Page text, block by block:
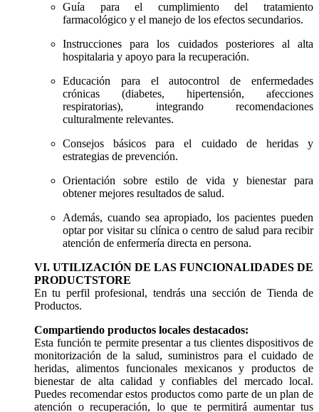
Guía para el cumplimiento del tratamiento
farmacológico y el manejo de los efectos secundarios.
Instrucciones para los cuidados posteriores al alta
hospitalaria y apoyo para la recuperación.
Educación para el autocontrol de enfermedades
crónicas (diabetes, hipertensión, afecciones
respiratorias), integrando recomendaciones
culturalmente relevantes.
Consejos básicos para el cuidado de heridas y
estrategias de prevención.
Orientación sobre estilo de vida y bienestar para
obtener mejores resultados de salud.
Además, cuando sea apropiado, los pacientes pueden
optar por visitar su clínica o centro de salud para recibir
atención de enfermería directa en persona.
VI. UTILIZACIÓN DE LAS FUNCIONALIDADES DE
PRODUCTSTORE
En tu perfil profesional, tendrás una sección de Tienda de
Productos.
Compartiendo productos locales destacados:
Esta función te permite presentar a tus clientes dispositivos de
monitorización de la salud, suministros para el cuidado de
heridas, alimentos funcionales mexicanos y productos de
bienestar de alta calidad y confiables del mercado local.
Puedes recomendar estos productos como parte de un plan de
atención o recuperación, lo que te permitirá aumentar tus